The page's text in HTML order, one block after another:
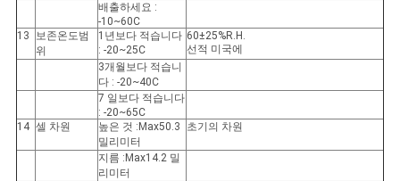
배출하세요 :
-10~60C
13
보존온도범
위
1년보다 적습니다
: -20~25C
60±25%R.H.
선적 미국에
3개월보다 적습니
다 : -20~40C
7 일보다 적습니다
: -20~65C
14 셀 차원
높은 것 :Max50.3
밀리미터
초기의 차원
지름 :Max14.2 밀
리미터